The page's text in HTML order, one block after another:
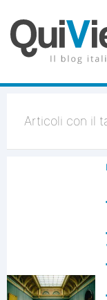
Articoli con il